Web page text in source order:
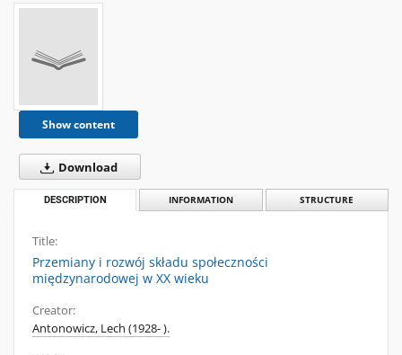
Show content
Download
DESCRIPTION INFORMATION STRUCTURE
Title:
Przemiany i rozwój składu społeczności
międzynarodowej w XX wieku
Creator:
Antonowicz, Lech (1928- ).